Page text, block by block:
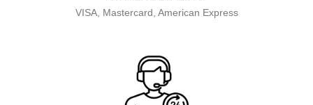
VISA, Mastercard, American Express